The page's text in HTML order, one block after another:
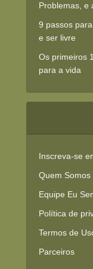
Problemas, e
9 passos
e ser livre
Os primeiros
para a vida
Inscreva-se
Quem Somos
Equipe Eu
Política de
Termos de
Parceiros